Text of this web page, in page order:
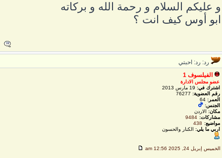
عليكم السلام و رحمة الله و بركاته
أوس كيف انت ؟
رد: رد: احبتي
الفيلسوف 1
عضو مجلس الادارة
اشترك في:19 مارس 2013
رقم العضوية:76277
العمر: 64
الجنس:
مكان:الاردن
مشاركات:
9484
مواضيع:
438
اربي ما يلي:الكنار والحسون
الخميس إبريل 24, 2025 12:56 am